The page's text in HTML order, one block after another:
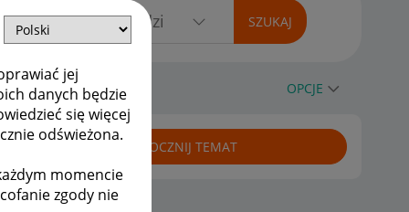
jej
danych będzie
się więcej
odświeżona.
momencie
zgody nie
OPCJE
ROZPOCZNIJ TEMAT